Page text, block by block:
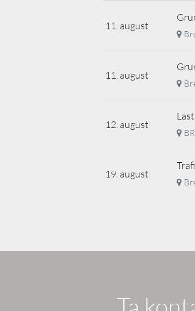
11. august
11. august
12. august
19. august